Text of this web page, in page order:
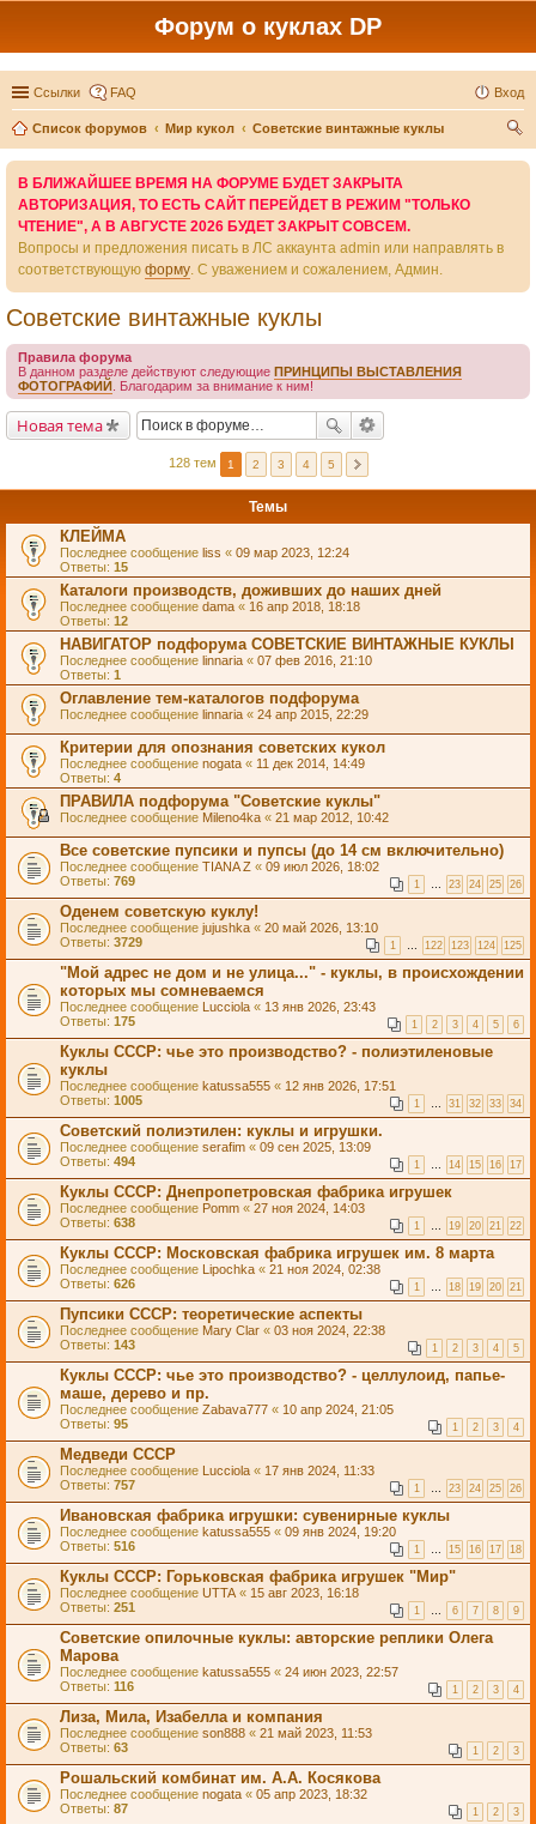
Форум о куклах DP
Ссылки FAQ Вход
Список форумов Мир кукол
Советские винтажные куклы
В БЛИЖАЙШЕЕ ВРЕМЯ НА ФОРУМЕ БУДЕТ ЗАКРЫТА
АВТОРИЗАЦИЯ, ТО ЕСТЬ САЙТ ПЕРЕЙДЕТ В РЕЖИМ "ТОЛЬКО
ЧТЕНИЕ", А В АВГУСТЕ 2026 БУДЕТ ЗАКРЫТ СОВСЕМ.
Вопросы и предложения писать в ЛС аккаунта admin или направлять в
соответствующую форму. С уважением и сожалением, Админ.
Советские винтажные куклы
Правила форума
В данном разделе действуют следующие ПРИНЦИПЫ ВЫСТАВЛЕНИЯ
ФОТОГРАФИЙ . Благодарим за внимание к ним!
Новая тема
128 тем 1 2 3 4 5
Темы
КЛЕЙМА
Последнее сообщение liss « 09 мар 2023, 12:24
Ответы: 15
Каталоги производств, доживших до наших дней
Последнее сообщение dama « 16 апр 2018, 18:18
Ответы: 12
НАВИГАТОР подфорума СОВЕТСКИЕ ВИНТАЖНЫЕ КУКЛЫ
Последнее сообщение linnaria « 07 фев 2016, 21:10
Ответы: 1
Оглавление тем-каталогов подфорума
Последнее сообщение linnaria « 24 апр 2015, 22:29
Критерии для опознания советских кукол
Последнее сообщение nogata « 11 дек 2014, 14:49
Ответы: 4
ПРАВИЛА подфорума "Советские куклы"
Последнее сообщение Mileno4ka « 21 мар 2012, 10:42
Все советские пупсики и пупсы (до 14 см включительно)
Последнее сообщение TIANA Z « 09 июл 2026, 18:02
Ответы: 769 1 … 23 24 25 26
Оденем советскую куклу!
Последнее сообщение jujushka « 20 май 2026, 13:10
Ответы: 3729 1 … 122 123 124 125
"Мой адрес не дом и не улица..." - куклы, в происхождении
которых мы сомневаемся
Последнее сообщение Lucciola « 13 янв 2026, 23:43
Ответы: 175 1 2 3 4 5 6
Куклы СССР: чье это производство? - полиэтиленовые
куклы
Последнее сообщение katussa555 « 12 янв 2026, 17:51
Ответы: 1005 1 … 31 32 33 34
Советский полиэтилен: куклы и игрушки.
Последнее сообщение serafim « 09 сен 2025, 13:09
Ответы: 494 1 … 14 15 16 17
Куклы СССР: Днепропетровская фабрика игрушек
Последнее сообщение Pomm « 27 ноя 2024, 14:03
Ответы: 638 1 … 19 20 21 22
Куклы СССР: Московская фабрика игрушек им. 8 марта
Последнее сообщение Lipochka « 21 ноя 2024, 02:38
Ответы: 626 1 … 18 19 20 21
Пупсики СССР: теоретические аспекты
Последнее сообщение Mary Clar « 03 ноя 2024, 22:38
Ответы: 143 1 2 3 4 5
Куклы СССР: чье это производство? - целлулоид, папье-
маше, дерево и пр.
Последнее сообщение Zabava777 « 10 апр 2024, 21:05
Ответы: 95 1 2 3 4
Медведи СССР
Последнее сообщение Lucciola « 17 янв 2024, 11:33
Ответы: 757 1 … 23 24 25 26
Ивановская фабрика игрушки: сувенирные куклы
Последнее сообщение katussa555 « 09 янв 2024, 19:20
Ответы: 516 1 … 15 16 17 18
Куклы СССР: Горьковская фабрика игрушек "Мир"
Последнее сообщение UTTA « 15 авг 2023, 16:18
Ответы: 251 1 … 6 7 8 9
Советские опилочные куклы: авторские реплики Олега
Марова
Последнее сообщение katussa555 « 24 июн 2023, 22:57
Ответы: 116 1 2 3 4
Лиза, Мила, Изабелла и компания
Последнее сообщение son888 « 21 май 2023, 11:53
Ответы: 63 1 2 3
Рошальский комбинат им. А.А. Косякова
Последнее сообщение nogata « 05 апр 2023, 18:32
Ответы: 87 1 2 3